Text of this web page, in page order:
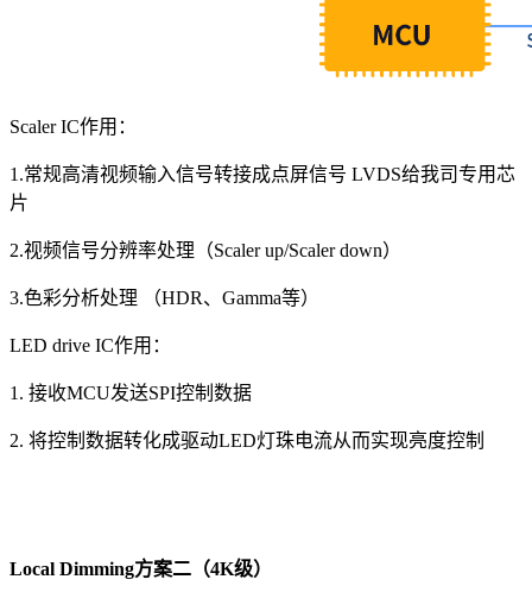
Scaler IC作用：
1.常规高清视频输入信号转接成点屏信号 LVDS给我司专用芯
片
2.视频信号分辨率处理（Scaler up/Scaler down）
3.色彩分析处理 （HDR、Gamma等）
LED drive IC作用：
1. 接收MCU发送SPI控制数据
2. 将控制数据转化成驱动LED灯珠电流从而实现亮度控制
Local Dimming方案二（4K级）